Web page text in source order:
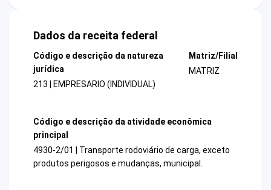
Dados da receita federal
Código e descrição da natureza
jurídica
213 | EMPRESARIO (INDIVIDUAL)
Matriz/Filial
MATRIZ
Código e descrição da atividade econômica
principal
4930-2/01 | Transporte rodoviário de carga, exceto
produtos perigosos e mudanças, municipal.